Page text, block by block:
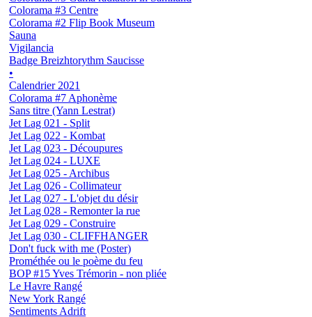
Colorama #3 Centre
Colorama #2 Flip Book Museum
Sauna
Vigilancia
Badge Breizhtorythm Saucisse
•
Calendrier 2021
Colorama #7 Aphonème
Sans titre (Yann Lestrat)
Jet Lag 021 - Split
Jet Lag 022 - Kombat
Jet Lag 023 - Découpures
Jet Lag 024 - LUXE
Jet Lag 025 - Archibus
Jet Lag 026 - Collimateur
Jet Lag 027 - L'objet du désir
Jet Lag 028 - Remonter la rue
Jet Lag 029 - Construire
Jet Lag 030 - CLIFFHANGER
Don't fuck with me (Poster)
Prométhée ou le poème du feu
BOP #15 Yves Trémorin - non pliée
Le Havre Rangé
New York Rangé
Sentiments Adrift